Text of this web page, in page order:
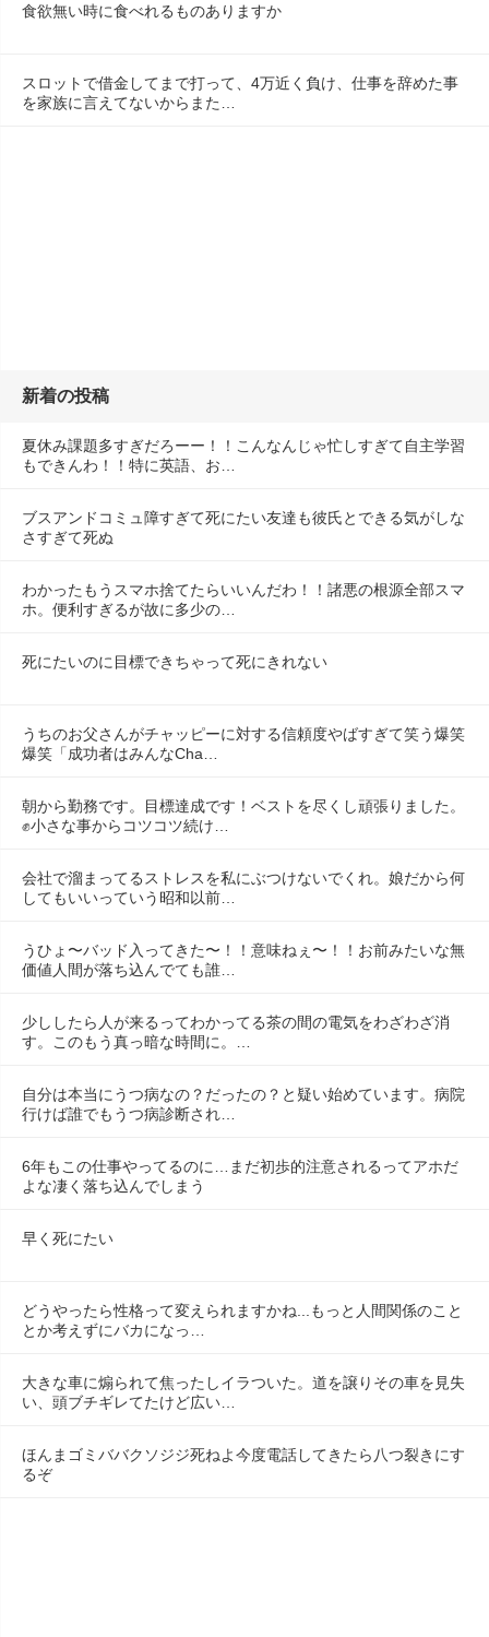
食欲無い時に食べれるものありますか
スロットで借金してまで打って、4万近く負け、仕事を辞めた事
を家族に言えてないからまた…
新着の投稿
夏休み課題多すぎだろーー！！こんなんじゃ忙しすぎて自主学習
もできんわ！！特に英語、お…
ブスアンドコミュ障すぎて死にたい友達も彼氏とできる気がしな
さすぎて死ぬ
わかったもうスマホ捨てたらいいんだわ！！諸悪の根源全部スマ
ホ。便利すぎるが故に多少の…
死にたいのに目標できちゃって死にきれない
うちのお父さんがチャッピーに対する信頼度やばすぎて笑う爆笑
爆笑「成功者はみんなCha…
朝から勤務です。目標達成です！ベストを尽くし頑張りました。
✊小さな事からコツコツ続け…
会社で溜まってるストレスを私にぶつけないでくれ。娘だから何
してもいいっていう昭和以前…
うひょ〜バッド入ってきた〜！！意味ねぇ〜！！お前みたいな無
価値人間が落ち込んでても誰…
少ししたら人が来るってわかってる茶の間の電気をわざわざ消
す。このもう真っ暗な時間に。…
自分は本当にうつ病なの？だったの？と疑い始めています。病院
行けば誰でもうつ病診断され…
6年もこの仕事やってるのに…まだ初歩的注意されるってアホだ
よな凄く落ち込んでしまう
早く死にたい
どうやったら性格って変えられますかね...もっと人間関係のこと
とか考えずにバカになっ…
大きな車に煽られて焦ったしイラついた。道を譲りその車を見失
い、頭ブチギレてたけど広い…
ほんまゴミババクソジジ死ねよ今度電話してきたら八つ裂きにす
るぞ